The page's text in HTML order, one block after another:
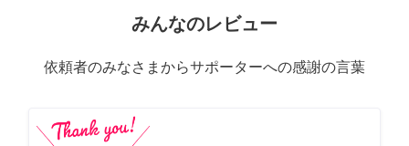
みんなのレビュー
依頼者のみなさまからサポーターへの感謝の言葉